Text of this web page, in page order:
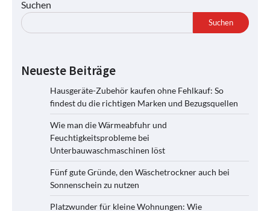
Suchen
Suchen
Neueste Beiträge
Hausgeräte-Zubehör kaufen ohne Fehlkauf: So
findest du die richtigen Marken und Bezugsquellen
Wie man die Wärmeabfuhr und
Feuchtigkeitsprobleme bei
Unterbauwaschmaschinen löst
Fünf gute Gründe, den Wäschetrockner auch bei
Sonnenschein zu nutzen
Platzwunder für kleine Wohnungen: Wie